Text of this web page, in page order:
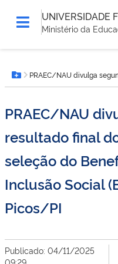
UNIVERSIDADE
Ministério da
está
aqui:Botão Menu
PRAEC/NAU divulga
PRAEC/NAU
resultado final
seleção do
Inclusão Social
Picos/PI
Publicado: 04/11/2025